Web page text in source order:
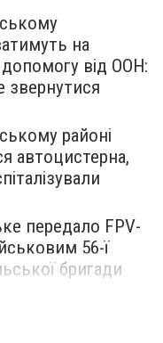
на
від ООН:
звернутися
районі
автоцистерна,
передало FPV-
56-ї
бригади